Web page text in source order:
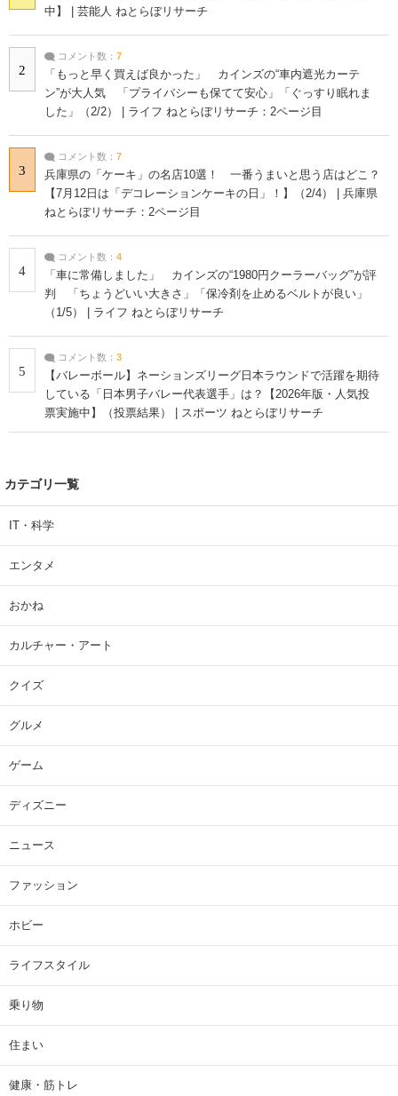
中】 | 芸能人 ねとらぼリサーチ
2
コメント数： 7
「もっと早く買えば良かった」 カインズの“車内遮光カーテ
ン”が大人気 「プライバシーも保てて安心」「ぐっすり眠れま
した」（2/2） | ライフ ねとらぼリサーチ：2ページ目
3
コメント数： 7
兵庫県の「ケーキ」の名店10選！ 一番うまいと思う店はどこ？
【7月12日は「デコレーションケーキの日」！】（2/4） | 兵庫県
ねとらぼリサーチ：2ページ目
4
コメント数： 4
「車に常備しました」 カインズの“1980円クーラーバッグ”が評
判 「ちょうどいい大きさ」「保冷剤を止めるベルトが良い」
（1/5） | ライフ ねとらぼリサーチ
5
コメント数： 3
【バレーボール】ネーションズリーグ日本ラウンドで活躍を期待
している「日本男子バレー代表選手」は？【2026年版・人気投
票実施中】（投票結果） | スポーツ ねとらぼリサーチ
カテゴリ一覧
IT・科学
エンタメ
おかね
カルチャー・アート
クイズ
グルメ
ゲーム
ディズニー
ニュース
ファッション
ホビー
ライフスタイル
乗り物
住まい
健康・筋トレ